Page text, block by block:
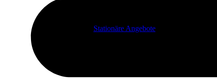
Stationäre Angebote